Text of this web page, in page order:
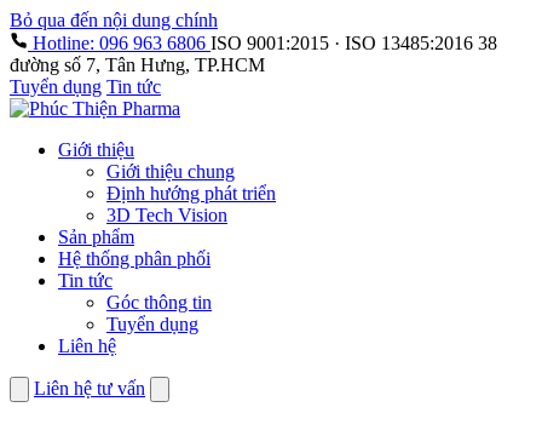
Bỏ qua đến nội dung chính
Hotline: 096 963 6806 ISO 9001:2015 · ISO 13485:2016 38
đường số 7, Tân Hưng, TP.HCM
Tuyển dụng Tin tức
Giới thiệu
Giới thiệu chung
Định hướng phát triển
3D Tech Vision
Sản phẩm
Hệ thống phân phối
Tin tức
Góc thông tin
Tuyển dụng
Liên hệ
Liên hệ tư vấn